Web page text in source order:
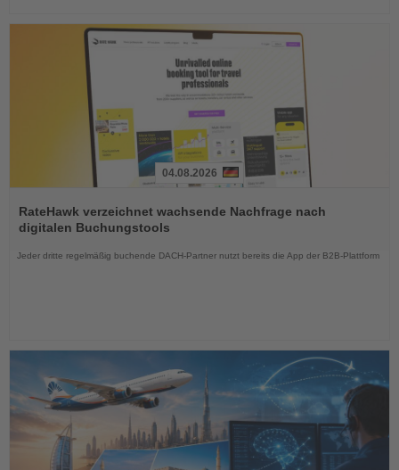
Sie
die
Nachrichten
04.08.2026
RateHawk verzeichnet wachsende Nachfrage nach
digitalen Buchungstools
Jeder dritte regelmäßig buchende DACH-Partner nutzt bereits die App der B2B-Plattform